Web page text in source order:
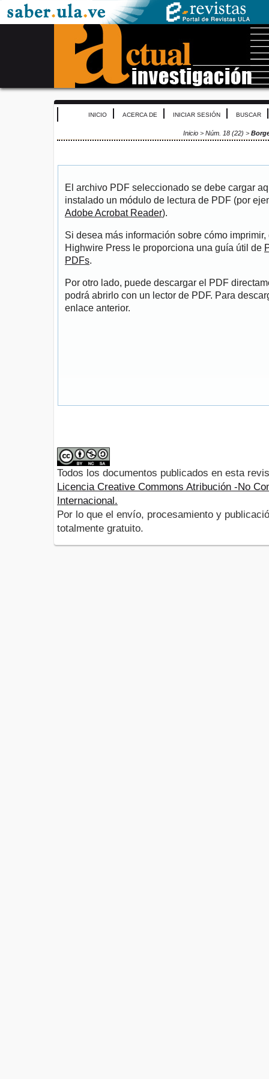
INICIO ACERCA DE INICIAR SESIÓN BUSCAR
Inicio> Núm. 18 (22) >
El archivo PDF seleccionado se debe cargar
instalado un módulo de lectura de PDF (por
Adobe Acrobat Reader).
Si desea más información sobre cómo
Highwire Press le proporciona una guía útil de
PDFs.
Por otro lado, puede descargar el PDF
podrá abrirlo con un lector de PDF. Para
enlace anterior.
Todos los documentos publicados en esta
Licencia Creative Commons Atribución -No
Internacional.
Por lo que el envío, procesamiento y
totalmente gratuito.